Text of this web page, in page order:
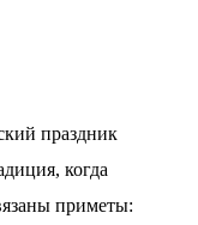
праздник
когда
приметы: